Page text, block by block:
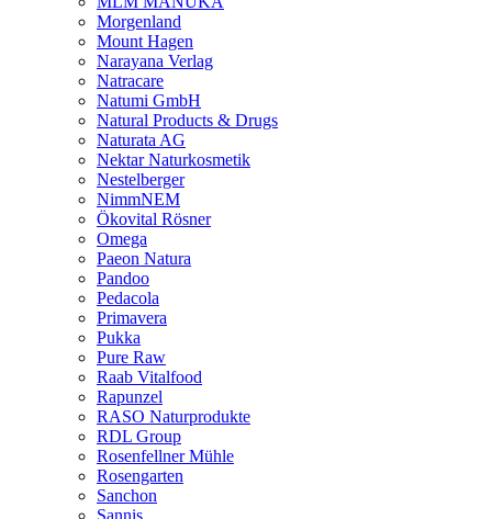
Morgenland
Mount Hagen
Narayana Verlag
Natracare
Natumi GmbH
Natural Products & Drugs
Naturata AG
Nektar Naturkosmetik
Nestelberger
NimmNEM
Ökovital Rösner
Omega
Paeon Natura
Pandoo
Pedacola
Primavera
Pukka
Pure Raw
Raab Vitalfood
Rapunzel
RASO Naturprodukte
RDL Group
Rosenfellner Mühle
Rosengarten
Sanchon
Sannis